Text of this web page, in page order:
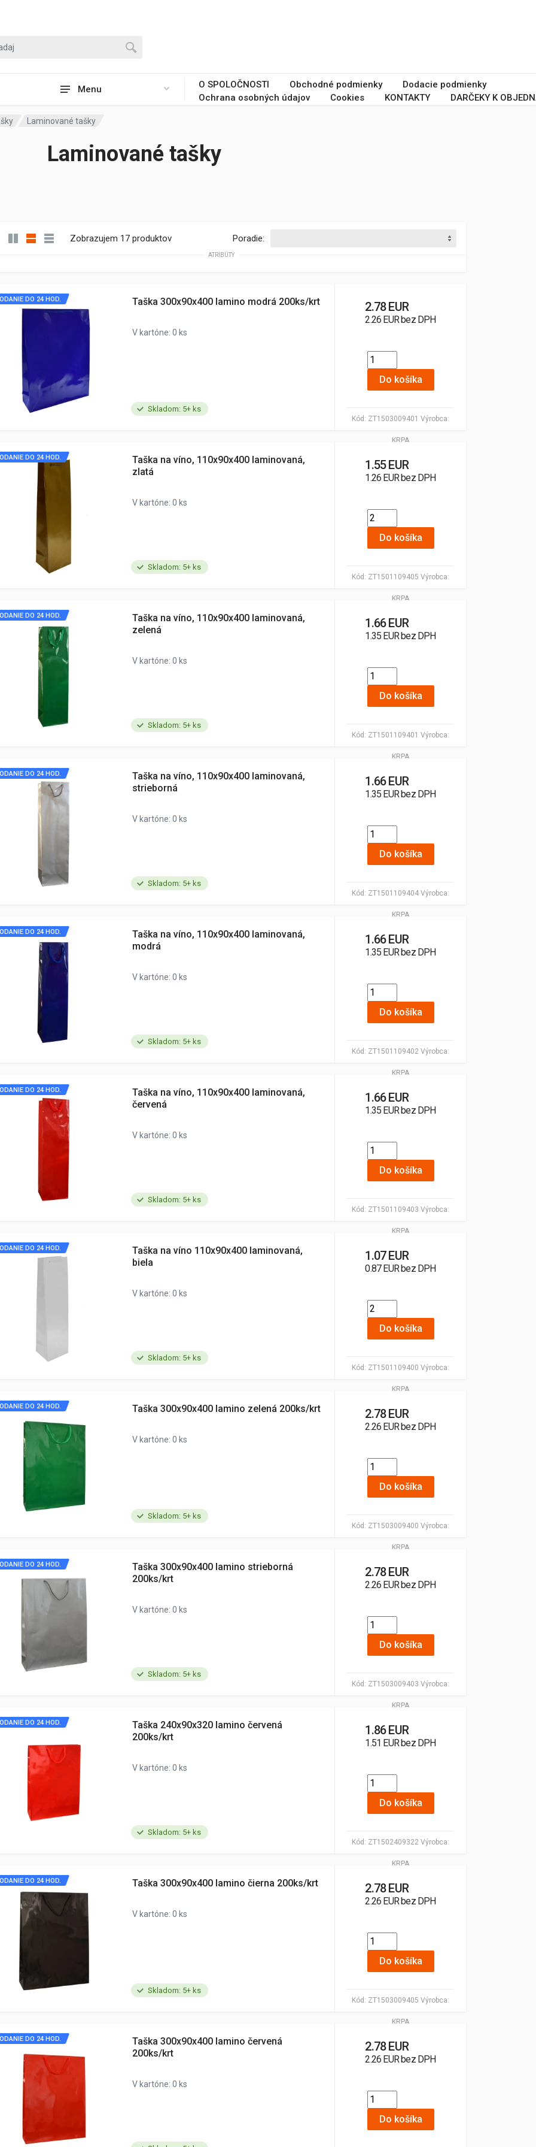
Menu O SPOLOČNOSTI Obchodné podmienky
Dodacie podmienky
Ochrana osobných údajov
Cookies KONTAKTY DARČEKY K
Laminované tašky
Laminované tašky
Zobrazujem 17 produktov Poradie:
ATRIBÚTY
Skladom: 5+ ks
Kód: ZT1503009401 Výrobca:
KRPA
DO 24 HOD. Taška 300x90x400 lamino modrá 200ks/krt
V kartóne: 0 ks
2.78 EUR
2.26 EUR bez DPH
Do košíka
Skladom: 5+ ks
Kód: ZT1501109405 Výrobca:
KRPA
DO 24 HOD.
Taška na víno, 110x90x400 laminovaná,
zlatá
V kartóne: 0 ks
1.55 EUR
1.26 EUR bez DPH
Do košíka
Skladom: 5+ ks
Kód: ZT1501109401 Výrobca:
KRPA
DO 24 HOD.
Taška na víno, 110x90x400 laminovaná,
zelená
V kartóne: 0 ks
1.66 EUR
1.35 EUR bez DPH
Do košíka
Skladom: 5+ ks
Kód: ZT1501109404 Výrobca:
KRPA
DO 24 HOD.
Taška na víno, 110x90x400 laminovaná,
strieborná
V kartóne: 0 ks
1.66 EUR
1.35 EUR bez DPH
Do košíka
Skladom: 5+ ks
Kód: ZT1501109402 Výrobca:
KRPA
DO 24 HOD.
Taška na víno, 110x90x400 laminovaná,
modrá
V kartóne: 0 ks
1.66 EUR
1.35 EUR bez DPH
Do košíka
Skladom: 5+ ks
Kód: ZT1501109403 Výrobca:
KRPA
DO 24 HOD.
Taška na víno, 110x90x400 laminovaná,
červená
V kartóne: 0 ks
1.66 EUR
1.35 EUR bez DPH
Do košíka
Skladom: 5+ ks
Kód: ZT1501109400 Výrobca:
KRPA
DO 24 HOD.
Taška na víno 110x90x400 laminovaná,
biela
V kartóne: 0 ks
1.07 EUR
0.87 EUR bez DPH
Do košíka
Skladom: 5+ ks
Kód: ZT1503009400 Výrobca:
KRPA
DO 24 HOD. Taška 300x90x400 lamino zelená 200ks/krt
V kartóne: 0 ks
2.78 EUR
2.26 EUR bez DPH
Do košíka
Skladom: 5+ ks
Kód: ZT1503009403 Výrobca:
KRPA
DO 24 HOD.
Taška 300x90x400 lamino strieborná
200ks/krt
V kartóne: 0 ks
2.78 EUR
2.26 EUR bez DPH
Do košíka
Skladom: 5+ ks
Kód: ZT1502409322 Výrobca:
KRPA
DO 24 HOD.
Taška 240x90x320 lamino červená
200ks/krt
V kartóne: 0 ks
1.86 EUR
1.51 EUR bez DPH
Do košíka
Skladom: 5+ ks
Kód: ZT1503009405 Výrobca:
KRPA
DO 24 HOD. Taška 300x90x400 lamino čierna 200ks/krt
V kartóne: 0 ks
2.78 EUR
2.26 EUR bez DPH
Do košíka
DO 24 HOD.
Taška 300x90x400 lamino červená
200ks/krt
V kartóne: 0 ks
2.78 EUR
2.26 EUR bez DPH
Do košíka